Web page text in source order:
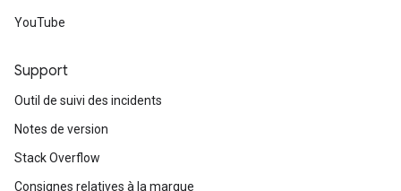
YouTube
Support
Outil de suivi des incidents
Notes de version
Stack Overflow
Consignes relatives à la marque